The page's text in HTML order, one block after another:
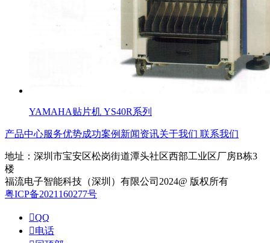
YAMAHA贴片机 YS40R系列
产品中心服务优势成功案例 新闻资讯关于我们 联系我们
地址：深圳市宝安区松岗街道潭头社区西部工业区厂房B栋3
楼
福流电子智能科技（深圳）有限公司2024@ 版权所有
粤ICP备2021160277号
QQ
电话